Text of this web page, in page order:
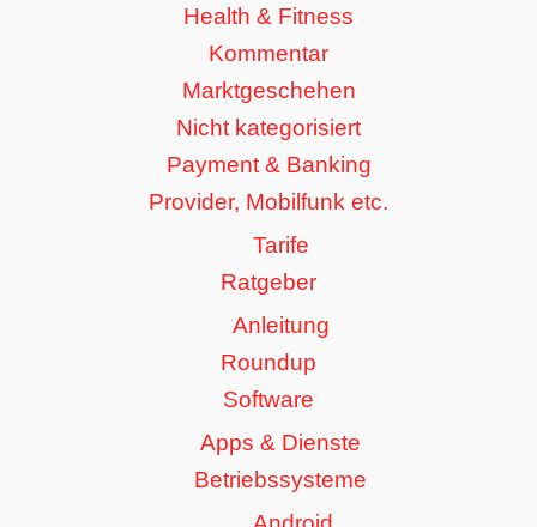
Health & Fitness
Kommentar
Marktgeschehen
Nicht kategorisiert
Payment & Banking
Provider, Mobilfunk etc.
Tarife
Ratgeber
Anleitung
Roundup
Software
Apps & Dienste
Betriebssysteme